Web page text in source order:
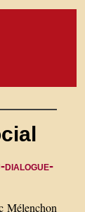
dialogue-
Mélenchon